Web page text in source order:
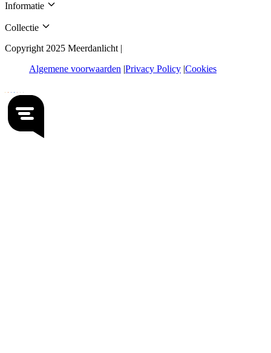
Informatie
Collectie
Copyright 2025 Meerdanlicht |
Algemene voorwaarden Privacy Policy Cookies